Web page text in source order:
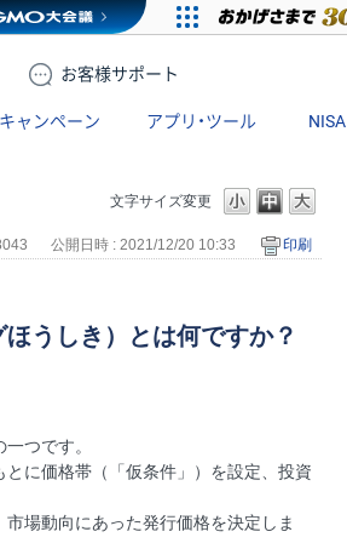
お客様サポート
キャンペーン アプリ・ツール NISA
文字サイズ変更
公開日時 : 2021/12/20 10:33 印刷
うしき）とは何ですか？
つです。
に価格帯（「仮条件」）を設定、投資
場動向にあった発行価格を決定しま